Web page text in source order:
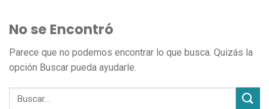
No se Encontró
Parece que no podemos encontrar lo que busca. Quizás la
opción Buscar pueda ayudarle.